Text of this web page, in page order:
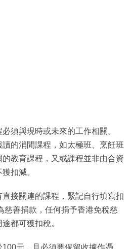
須與現時或未來的工作相關。
的消閒課程，如太極班、烹飪班
教育課程，又或課程並非由合資
扣減。
接關連的課程，緊記自行填寫扣
慈善捐款，任何捐予香港免稅慈
都可獲扣稅。